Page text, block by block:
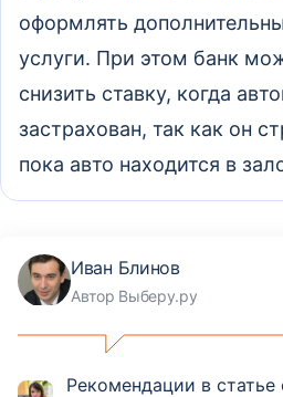
оформлять
услуги. При этом банк
снизить ставку, когда
застрахован, так как он
пока авто находится в
Иван Блинов
Автор Выберу.ру
Рекомендации в